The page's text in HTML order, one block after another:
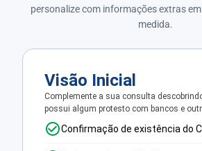
personalize com informações extras
medida.
Visão Inicial
Complemente a sua consulta
possui algum protesto com bancos e
Confirmação de existência do